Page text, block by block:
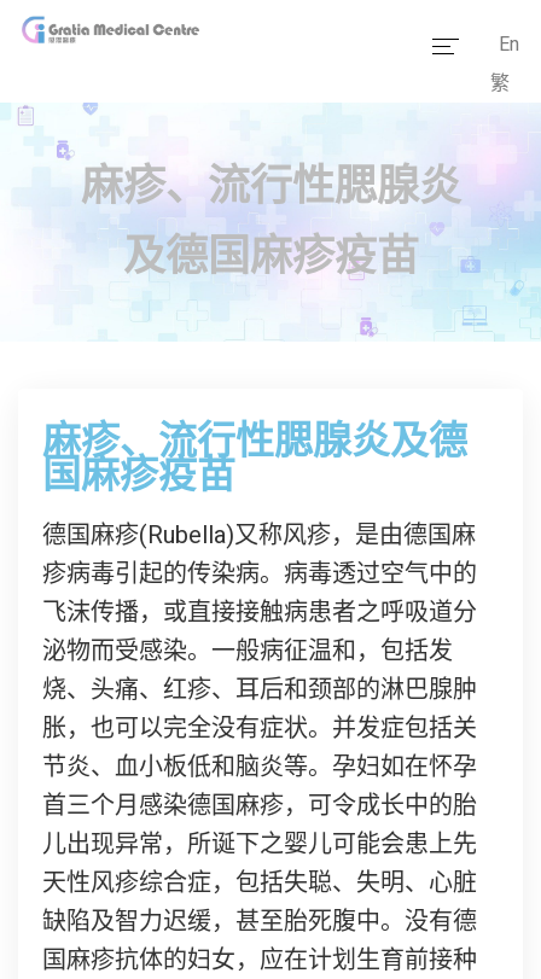
服务范畴
医学资讯
医疗设备
En
繁
麻疹、流行性腮腺炎
及德国麻疹疫苗
麻疹、流行性腮腺炎及德
国麻疹疫苗
德国麻疹(Rubella)又称风疹，是由德国麻
疹病毒引起的传染病。病毒透过空气中的
飞沫传播，或直接接触病患者之呼吸道分
泌物而受感染。一般病征温和，包括发
烧、头痛、红疹、耳后和颈部的淋巴腺肿
胀，也可以完全没有症状。并发症包括关
节炎、血小板低和脑炎等。孕妇如在怀孕
首三个月感染德国麻疹，可令成长中的胎
儿出现异常，所诞下之婴儿可能会患上先
天性风疹综合症，包括失聪、失明、心脏
缺陷及智力迟缓，甚至胎死腹中。没有德
国麻疹抗体的妇女，应在计划生育前接种